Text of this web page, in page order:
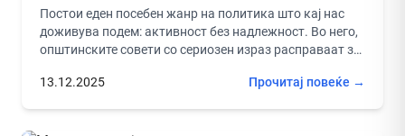
Постои еден посебен жанр на политика што кај нас
доживува подем: активност без надлежност. Во него,
општинските совети со сериозен израз расправаат за
13.12.2025
Прочитај повеќе →